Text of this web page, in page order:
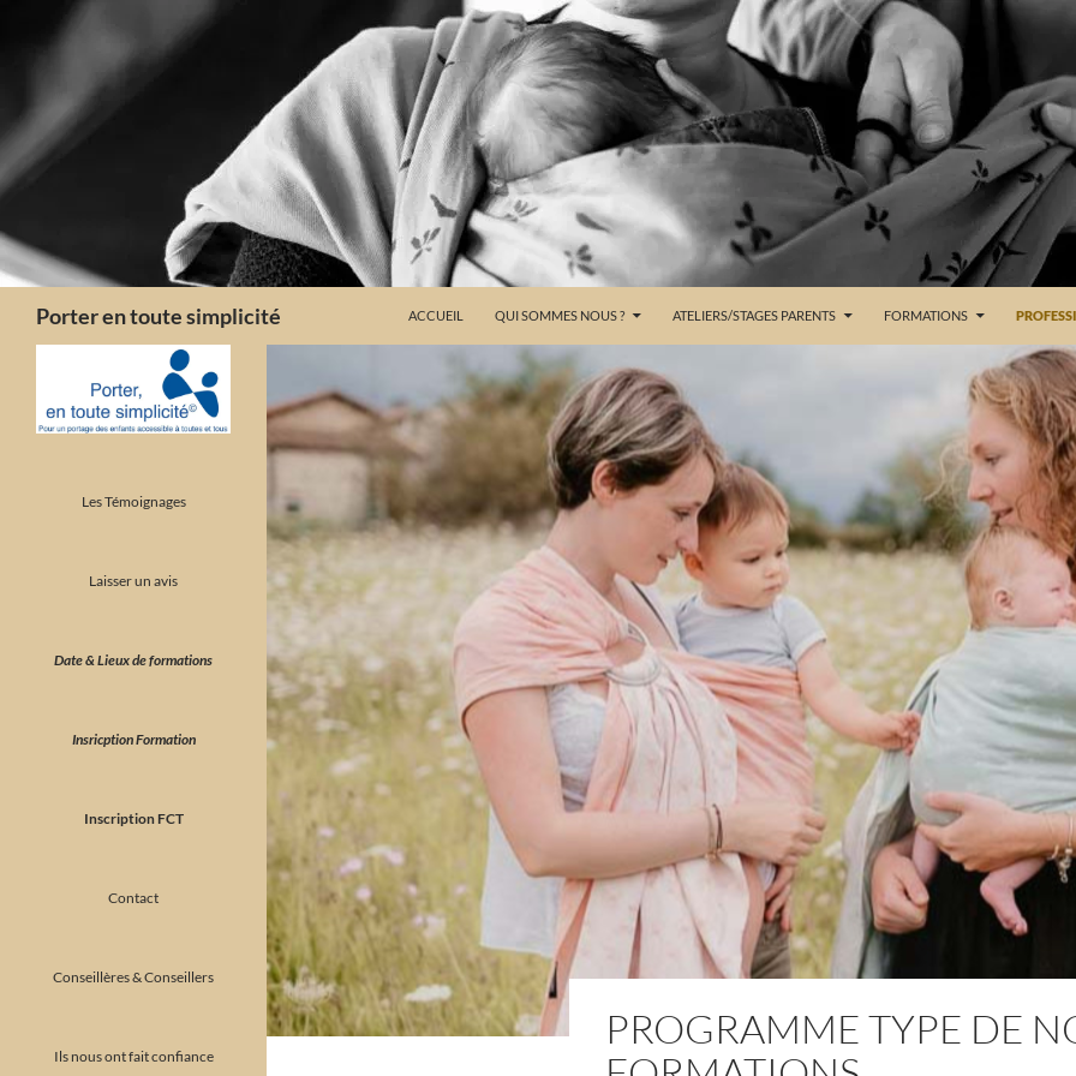
Porter en toute simplicité ACCUEIL QUI SOMMES NOUS ? ATELIERS/STAGES PARENTS FORMATIONS
PROGRAMME TYPE DE
Les Témoignages
Laisser un avis
Date & Lieux de formations
Insricption Formation
Inscription FCT
Contact
Conseillères & Conseillers
Ils nous ont fait confiance